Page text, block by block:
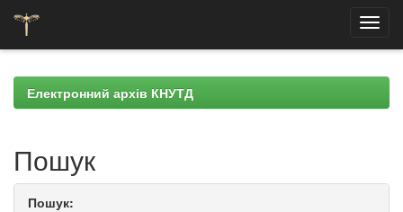
navigationЕлектронний архів КНУТД
Пошук
Пошук: